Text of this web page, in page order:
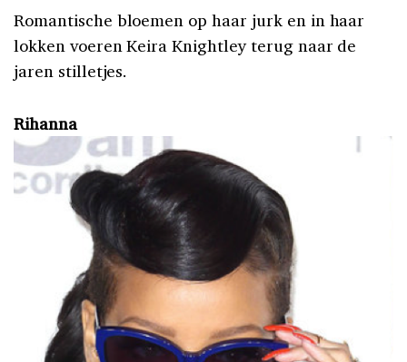
Romantische bloemen op haar jurk en in haar
lokken voeren Keira Knightley terug naar de
jaren stilletjes.
Rihanna